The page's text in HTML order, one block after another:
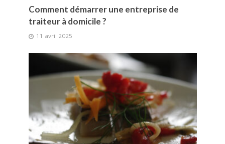
Comment démarrer une entreprise de
traiteur à domicile ?
11 avril 2025